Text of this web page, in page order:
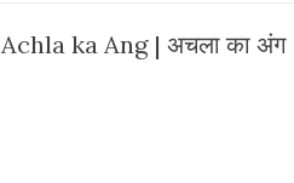
Achla ka Ang | अचला का अंग